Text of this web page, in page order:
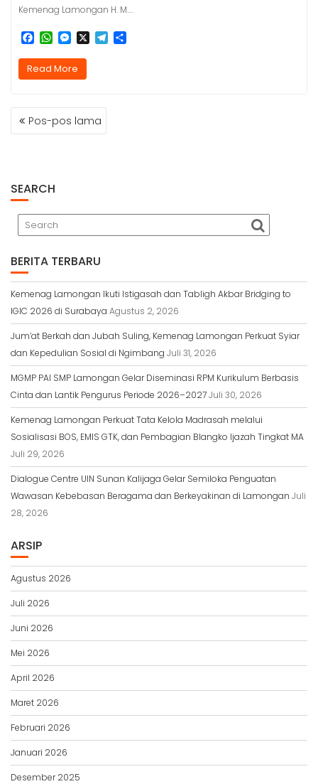
Kemenag Lamongan H. M.…
c
e
k
W
a
t
p
M
s
s
g
e
r
X T
Read More
NAVIGASI
POSPos-pos lama
SEARCH
BERITA TERBARU
Kemenag Lamongan Ikuti Istigasah dan Tabligh Akbar Bridging to
IGIC 2026 di Surabaya Agustus 2, 2026
Jum’at Berkah dan Jubah Suling, Kemenag Lamongan Perkuat Syiar
dan Kepedulian Sosial di Ngimbang Juli 31, 2026
MGMP PAI SMP Lamongan Gelar Diseminasi RPM Kurikulum Berbasis
Cinta dan Lantik Pengurus Periode 2026–2027Juli 30, 2026
Kemenag Lamongan Perkuat Tata Kelola Madrasah melalui
Sosialisasi BOS, EMIS GTK, dan Pembagian Blangko Ijazah Tingkat MA
Juli 29, 2026
Dialogue Centre UIN Sunan Kalijaga Gelar Semiloka Penguatan
Wawasan Kebebasan Beragama dan Berkeyakinan di Lamongan Juli
28, 2026
ARSIP
Agustus 2026
Juli 2026
Juni 2026
Mei 2026
April 2026
Maret 2026
Februari 2026
Januari 2026
Desember 2025